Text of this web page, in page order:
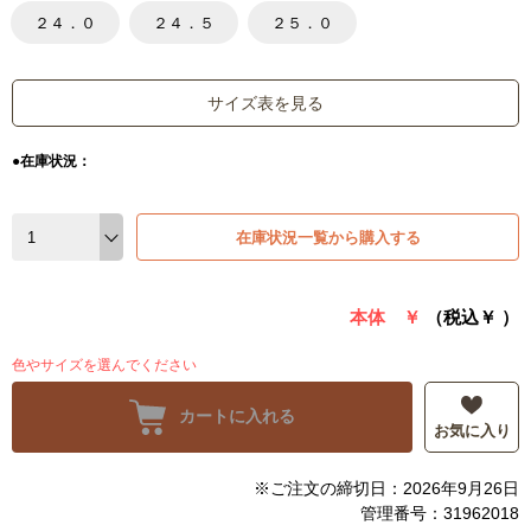
２４．０ ２４．５ ２５．０
サイズ表を見る
●在庫状況：
在庫状況一覧から購入する
本体 ￥ （税込￥ ）
色やサイズを選んでください
カートに入れる
お気に入り
※ご注文の締切日：2026年9月26日
管理番号：31962018